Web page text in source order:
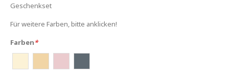
Geschenkset
Für weitere Farben, bitte anklicken!
*
Farben